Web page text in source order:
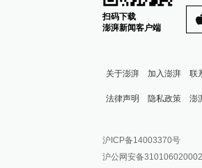
扫码下载
澎湃新闻客户端
关于澎湃 加入澎湃 联
法律声明 隐私政策 澎
澎湃新闻公
澎湃新闻
报料邮箱:
沪ICP备14003370号
沪公网安备